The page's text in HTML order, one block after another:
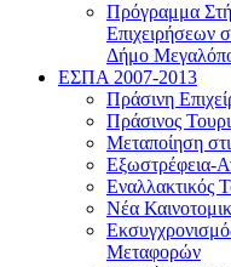
Πρόγραμμα
Επιχειρήσεων
Δήμο
ΕΣΠΑ 2007-2013
Πράσινη
Πράσινος
Μεταποίηση
Εξωστρέφεια-
Εναλλακτικός
Νέα
Μεταφορών